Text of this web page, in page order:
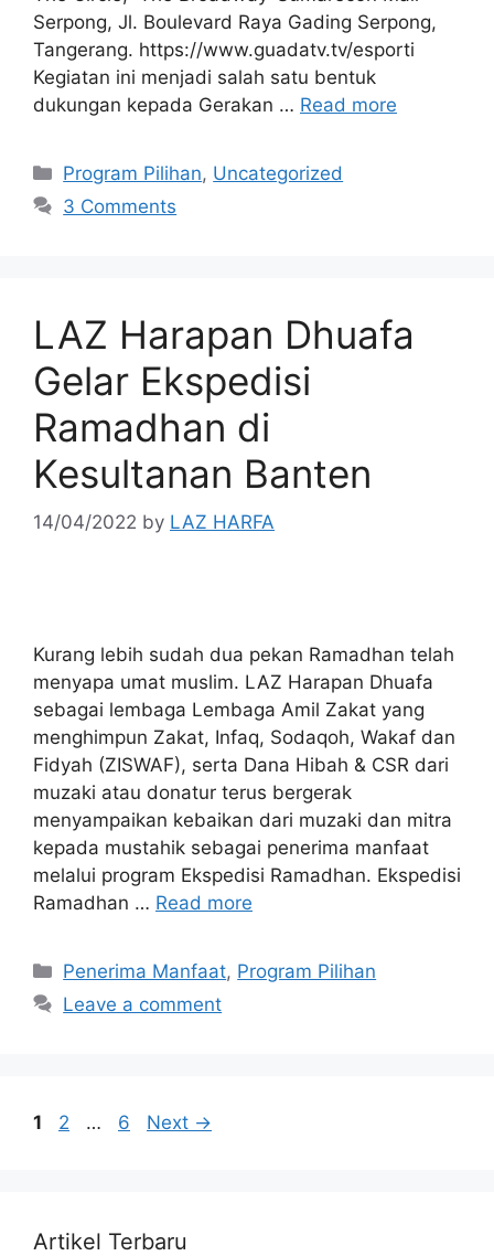
Serpong, Jl. Boulevard Raya Gading Serpong,
Tangerang. https://www.guadatv.tv/esporti
Kegiatan ini menjadi salah satu bentuk
dukungan kepada Gerakan … Read more
Program Pilihan, Uncategorized
3 Comments
LAZ Harapan Dhuafa
Gelar Ekspedisi
Ramadhan di
Kesultanan Banten
14/04/2022 by LAZ HARFA
Kurang lebih sudah dua pekan Ramadhan telah
menyapa umat muslim. LAZ Harapan Dhuafa
sebagai lembaga Lembaga Amil Zakat yang
menghimpun Zakat, Infaq, Sodaqoh, Wakaf dan
Fidyah (ZISWAF), serta Dana Hibah & CSR dari
muzaki atau donatur terus bergerak
menyampaikan kebaikan dari muzaki dan mitra
kepada mustahik sebagai penerima manfaat
melalui program Ekspedisi Ramadhan. Ekspedisi
Ramadhan … Read more
Penerima Manfaat, Program Pilihan
Leave a comment
1 2 … 6 Next →
Artikel Terbaru